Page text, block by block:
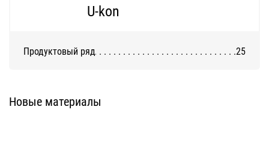
U-kon
Продуктовый ряд 25
Новые материалы